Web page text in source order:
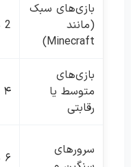
بازی‌های سبک
(مانند
Minecraft)
2 هسته
بازی‌های
متوسط یا
رقابتی
۴ هسته
سرورهای